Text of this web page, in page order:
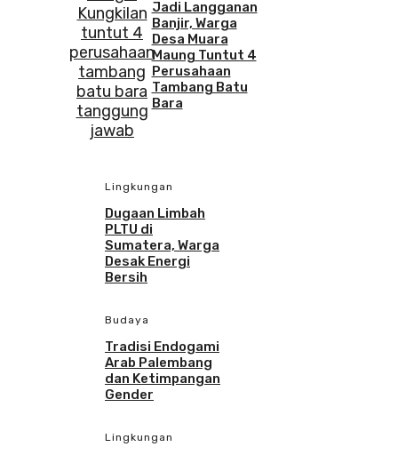
Jadi Langganan
Banjir, Warga
Desa Muara
Maung Tuntut 4
Perusahaan
Tambang Batu
Bara
Lingkungan
Dugaan Limbah
PLTU di
Sumatera, Warga
Desak Energi
Bersih
Budaya
Tradisi Endogami
Arab Palembang
dan Ketimpangan
Gender
Lingkungan